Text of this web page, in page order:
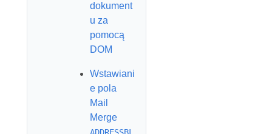
dokument
u za
pomocą
DOM
Wstawiani
e pola
Mail
Merge